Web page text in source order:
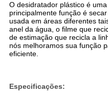
O desidratador plástico é
principalmente função é
usada em áreas diferentes
anel da água, o filme que
de estimação que recicla a
nós melhoramos sua função
eficiente.
Especificações: